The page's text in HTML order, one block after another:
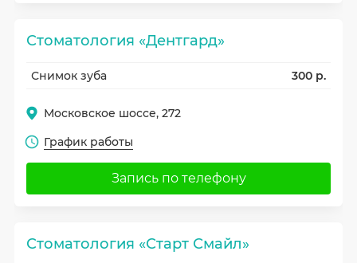
Стоматология «Дентгард»
Снимок зуба 300 р.
Московское шоссе, 272
График работы
Запись по телефону
Стоматология «Старт Смайл»